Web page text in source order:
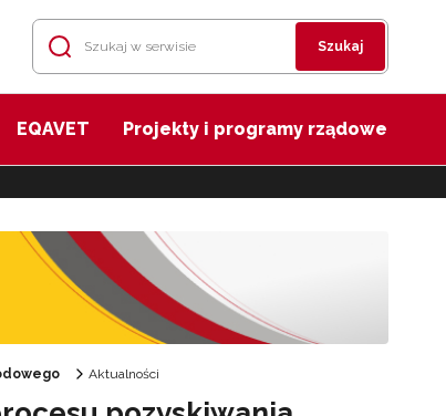
Szukaj
EQAVET Projekty i programy rządowe
Aktualności